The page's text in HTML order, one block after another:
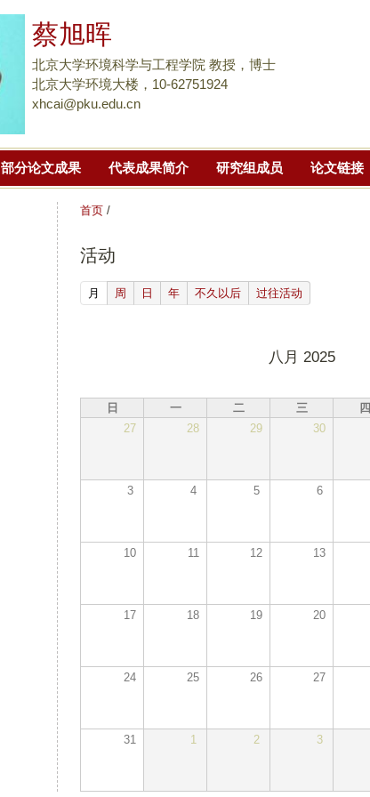
到
主
要
蔡旭晖
北京大学环境科学与工程学院 教授，博士
北京大学环境大楼，10-62751924
xhcai@pku.edu.cn
部分论文成果 代表成果简介 研究组成员 论文链接
首页 /
活动
月 (active tab)
周 日 年 不久以后 过往活动
八月 2025
日 一 二 三 四
27
28 29 30
3 4 5 6
10 11 12 13
17 18 19 20
24 25 26 27
31 1 2 3